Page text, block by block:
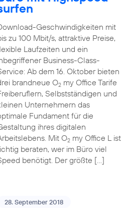
Geschwindigkeiten mit
zu 100 Mbit/s, attraktive Preise,
Laufzeiten und ein
Business-Class-
Ab dem 16. Oktober bieten
brandneue O2my Office Tarife
Selbstständigen und
Unternehmern das
Fundament für die
ihres digitalen
Mit O2my Office L ist
beraten, wer im Büro viel
benötigt. Der größte […]
28. September 2018